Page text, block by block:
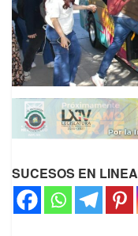
SUCESOS EN LINEA